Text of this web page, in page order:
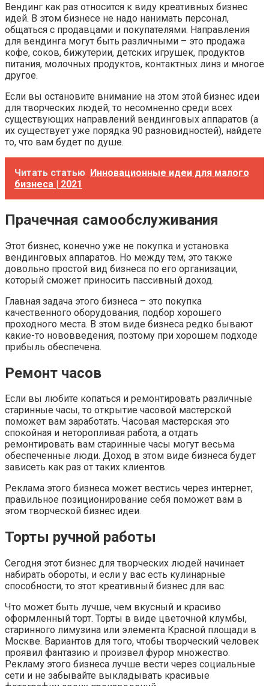
Вендинг как раз относится к виду креативных бизнес
идей. В этом бизнесе не надо нанимать персонал,
общаться с продавцами и покупателями. Направления
для вендинга могут быть различными – это продажа
кофе, соков, бижутерии, детских игрушек, продуктов
питания, молочных продуктов, контактных линз и многое
другое.
Если вы остановите внимание на этом этой бизнес идеи
для творческих людей, то несомненно среди всех
существующих направлений вендинговых аппаратов (а
их существует уже порядка 90 разновидностей), найдете
то, что вам будет по душе.
Читать статью Инновационные идеи для малого
бизнеса | 2021
Прачечная самообслуживания
Этот бизнес, конечно уже не покупка и установка
вендинговых аппаратов. Но между тем, это также
довольно простой вид бизнеса по его организации,
который сможет приносить пассивный доход.
Главная задача этого бизнеса – это покупка
качественного оборудования, подбор хорошего
проходного места. В этом виде бизнеса редко бывают
какие-то нововведения, поэтому при хорошем подходе
прибыль обеспечена.
Ремонт часов
Если вы любите копаться и ремонтировать различные
старинные часы, то открытие часовой мастерской
поможет вам заработать. Часовая мастерская это
спокойная и неторопливая работа, а отдать
ремонтировать вам старинные часы могут весьма
обеспеченные люди. Доход в этом виде бизнеса будет
зависеть как раз от таких клиентов.
Реклама этого бизнеса может вестись через интернет,
правильное позиционирование себя поможет вам в
этом творческой бизнес идеи.
Торты ручной работы
Сегодня этот бизнес для творческих людей начинает
набирать обороты, и если у вас есть кулинарные
способности, то этот креативный бизнес для вас.
Что может быть лучше, чем вкусный и красиво
оформленный торт. Торты в виде цветочной клумбы,
старинного лимузина или элемента Красной площади в
Москве. Вариантов для того, чтобы творческий человек
проявил фантазию и произвел фурор множество.
Рекламу этого бизнеса лучше вести через социальные
сети и не забывайте выкладывать красивые